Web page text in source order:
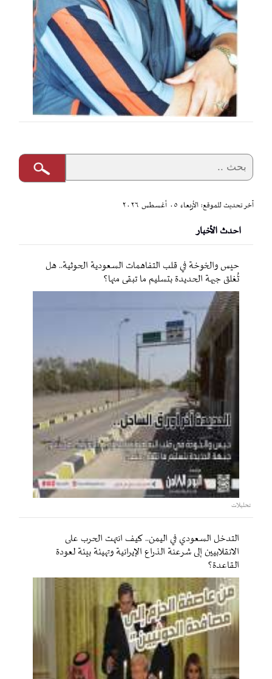
آخر تحديث للموقع: الأربعاء ٠٥ أغسطس ٢٠٢٦
احدث الأخبار
حيس والخوخة في قلب التفاهمات السعودية الحوثية.. هل
تُغلق جبهة الحديدة بتسليم ما تبقى منها؟
تحليلات
التدخل السعودي في اليمن.. كيف انتهت الحرب على
الانقلابيين إلى شرعنة الذراع الإيرانية وتهيئة بيئة لعودة
القاعدة؟